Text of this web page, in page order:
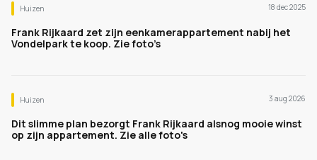
Huizen 18 dec 2025
Frank Rijkaard zet zijn eenkamerappartement nabij het
Vondelpark te koop. Zie foto’s
Huizen 3 aug 2026
Dit slimme plan bezorgt Frank Rijkaard alsnog mooie winst
op zijn appartement. Zie alle foto's